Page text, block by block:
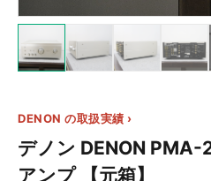
DENON の取扱実績 ›
デノン DENON
アンプ 【元箱】